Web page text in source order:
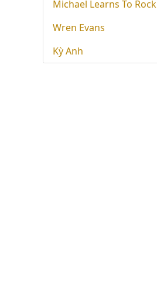
Michael Learns To Rock
Wren Evans
Kỳ Anh